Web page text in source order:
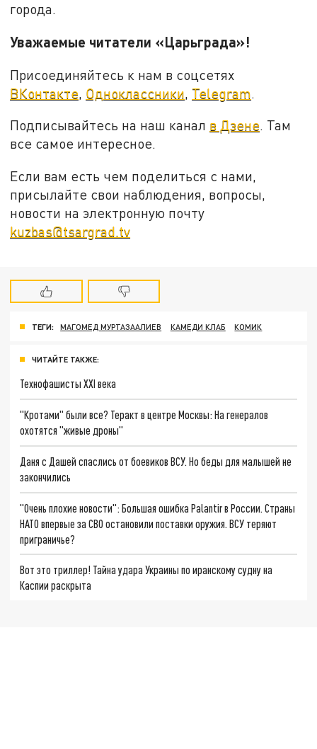
города.
Уважаемые читатели «Царьграда»!
Присоединяйтесь к нам в соцсетях
ВКонтакте, Одноклассники, Telegram.
Подписывайтесь на наш канал в Дзене. Там
все самое интересное.
Если вам есть чем поделиться с нами,
присылайте свои наблюдения, вопросы,
новости на электронную почту
kuzbas@tsargrad.tv
ТЕГИ: МАГОМЕД МУРТАЗААЛИЕВ КАМЕДИ КЛАБ КОМИК
ЧИТАЙТЕ ТАКЖЕ:
Технофашисты XXI века
"Кротами" были все? Теракт в центре Москвы: На генералов
охотятся "живые дроны"
Даня с Дашей спаслись от боевиков ВСУ. Но беды для малышей не
закончились
"Очень плохие новости": Большая ошибка Palantir в России. Страны
НАТО впервые за СВО остановили поставки оружия. ВСУ теряют
приграничье?
Вот это триллер! Тайна удара Украины по иранскому судну на
Каспии раскрыта